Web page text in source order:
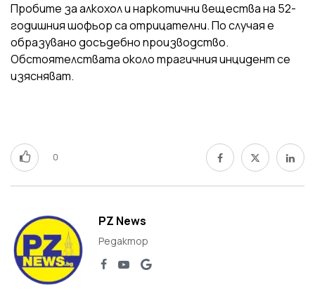
Пробите за алкохол и наркотични вещества на 52-
годишния шофьор са отрицателни. По случая е
образувано досъдебно производство.
Обстоятелствата около трагичния инцидент се
изясняват.
0
PZ News
Редактор